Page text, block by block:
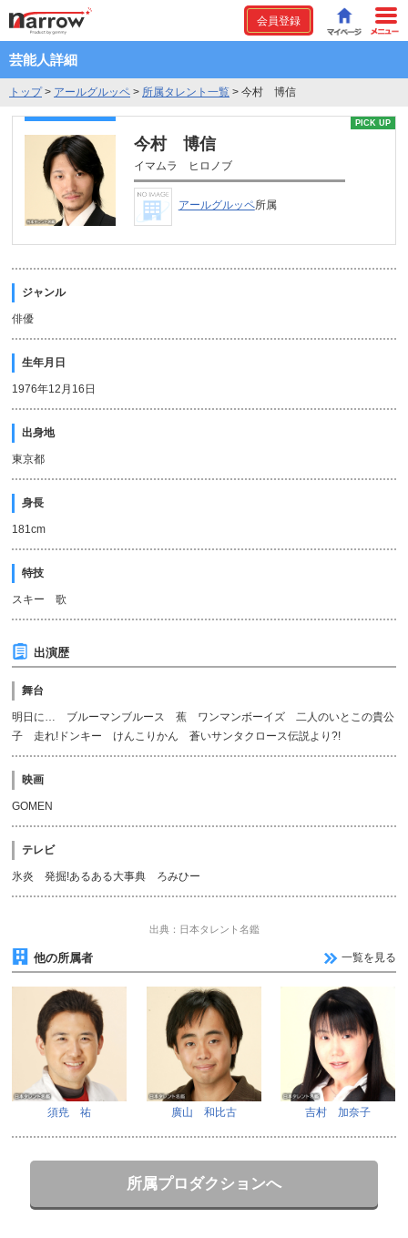
会員登録
芸能人詳細
トップ> アールグルッペ > 所属タレント一覧 > 今村 博信
PICK UP
今村 博信
イマムラ ヒロノブ
アールグルッペ所属
ジャンル
俳優
生年月日
1976年12月16日
出身地
東京都
身長
181cm
特技
スキー 歌
出演歴
舞台
明日に… ブルーマンブルース 蕉 ワンマンボーイズ 二人のいとこの貴公
子 走れ!ドンキー けんこりかん 蒼いサンタクロース伝説より?!
映画
GOMEN
テレビ
氷炎 発掘!あるある大事典 ろみひー
出典：日本タレント名鑑
他の所属者 一覧を見る
須尭 祐 廣山 和比古 吉村 加奈子
所属プロダクションへ